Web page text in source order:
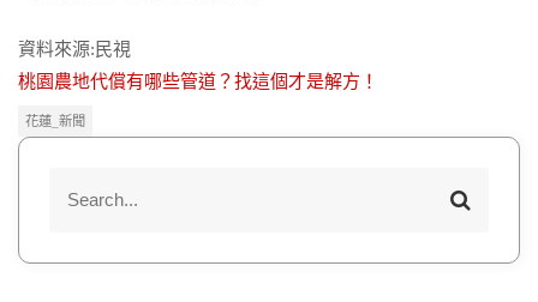
資料來源:民視
桃園農地代償有哪些管道？找這個才是解方！
花蓮_新聞
S
r